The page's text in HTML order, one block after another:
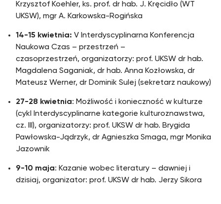
Krzysztof Koehler, ks. prof. dr hab. J. Kręcidło (WT
UKSW), mgr A. Karkowska-Rogińska
14-15 kwietnia: V Interdyscyplinarna Konferencja
Naukowa Czas – przestrzeń –
czasoprzestrzeń, organizatorzy: prof. UKSW dr hab.
Magdalena Saganiak, dr hab. Anna Kozłowska, dr
Mateusz Werner, dr Dominik Sulej (sekretarz naukowy)
27-28 kwietnia: Możliwość i konieczność w kulturze
(cykl Interdyscyplinarne kategorie kulturoznawstwa,
cz. III), organizatorzy: prof. UKSW dr hab. Brygida
Pawłowska-Jądrzyk, dr Agnieszka Smaga, mgr Monika
Jazownik
9-10 maja: Kazanie wobec literatury – dawniej i
dzisiaj, organizator: prof. UKSW dr hab. Jerzy Sikora